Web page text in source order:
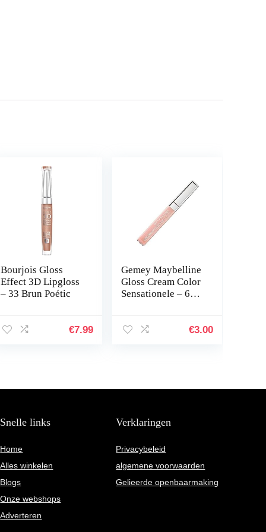
Bourjois Gloss
Effect 3D Lipgloss
– 33 Brun Poétic
€7.99
Gemey Maybelline
Gloss Cream Color
Sensationele – 610
€3.00
Snelle links
Home
Alles winkelen
Blogs
Onze webshops
Adverteren
Verklaringen
Privacybeleid
algemene voorwaarden
Gelieerde openbaarmaking